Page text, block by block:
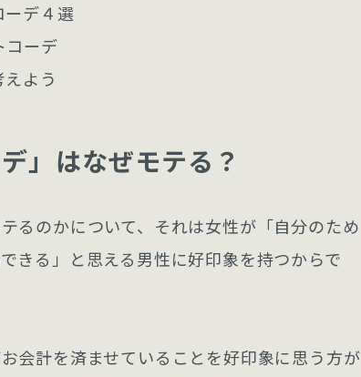
デ４選
コーデ
よう
」はなぜモテる？
るのかについて、それは女性が「自分のため
きる」と思える男性に好印象を持つからで
会計を済ませていることを好印象に思う方が